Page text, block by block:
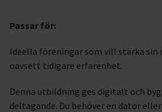
Passar för:
Ideella föreningar som vill stärka sin
oavsett tidigare erfarenhet.
Denna utbildning ges digitalt och
deltagande. Du behöver en dator